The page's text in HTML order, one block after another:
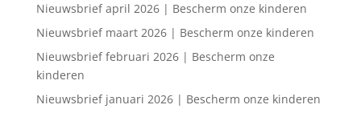
Nieuwsbrief april 2026 | Bescherm onze kinderen
Nieuwsbrief maart 2026 | Bescherm onze kinderen
Nieuwsbrief februari 2026 | Bescherm onze
kinderen
Nieuwsbrief januari 2026 | Bescherm onze kinderen